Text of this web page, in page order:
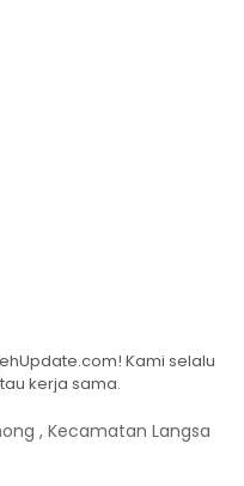
Kami selalu
kerja sama.
, Kecamatan Langsa